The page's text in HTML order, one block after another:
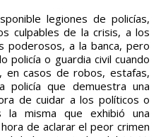
legiones de policías,
culpables de la crisis, a los
poderosos, a la banca, pero
policía o guardia civil cuando
en casos de robos, estafas,
policía que demuestra una
de cuidar a los políticos o
misma que exhibió una
de aclarar el peor crimen